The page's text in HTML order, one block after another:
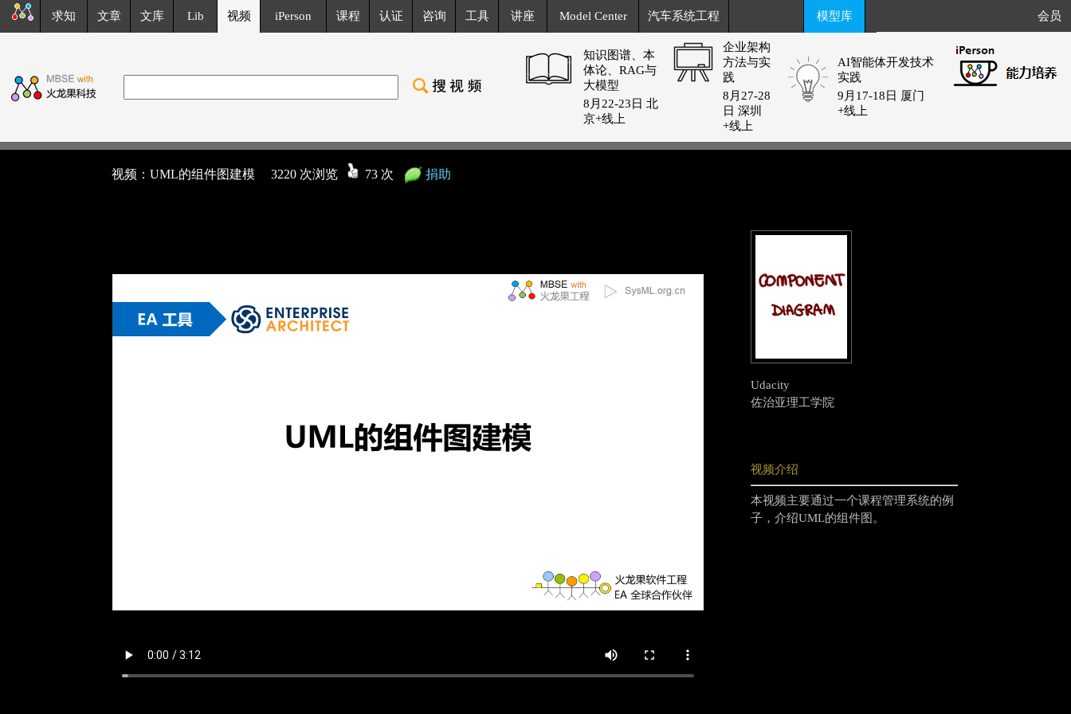
求知 文章 文库 Lib 视频 iPerson 课程 认证 咨询 工具 讲座 Model Center 汽车系统工程 模型库 会员
知识图谱、本
体论、RAG与
大模型
8月22-23日 北
京+线上
企业架构
方法与实
践
8月27-28
日 深圳
+线上
AI智能体开发技术
实践
9月17-18日 厦门
+线上
视频：UML的组件图建模 3220 次浏览 73 次 捐助
Udacity
佐治亚理工学院
视频介绍
本视频主要通过一个课程管理系统的例
子，介绍UML的组件图。